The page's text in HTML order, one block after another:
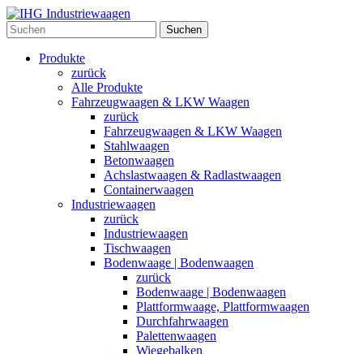
Suchen
Produkte
zurück
Alle Produkte
Fahrzeugwaagen & LKW Waagen
zurück
Fahrzeugwaagen & LKW Waagen
Stahlwaagen
Betonwaagen
Achslastwaagen & Radlastwaagen
Containerwaagen
Industriewaagen
zurück
Industriewaagen
Tischwaagen
Bodenwaage | Bodenwaagen
zurück
Bodenwaage | Bodenwaagen
Plattformwaage, Plattformwaagen
Durchfahrwaagen
Palettenwaagen
Wiegebalken